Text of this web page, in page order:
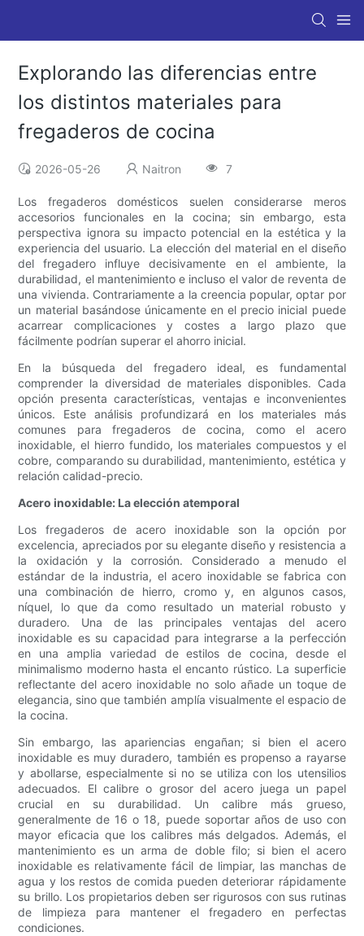
Explorando las diferencias entre
los distintos materiales para
fregaderos de cocina
2026-05-26 Naitron 7
Los fregaderos domésticos suelen considerarse meros
accesorios funcionales en la cocina; sin embargo, esta
perspectiva ignora su impacto potencial en la estética y la
experiencia del usuario. La elección del material en el diseño
del fregadero influye decisivamente en el ambiente, la
durabilidad, el mantenimiento e incluso el valor de reventa de
una vivienda. Contrariamente a la creencia popular, optar por
un material basándose únicamente en el precio inicial puede
acarrear complicaciones y costes a largo plazo que
fácilmente podrían superar el ahorro inicial.
En la búsqueda del fregadero ideal, es fundamental
comprender la diversidad de materiales disponibles. Cada
opción presenta características, ventajas e inconvenientes
únicos. Este análisis profundizará en los materiales más
comunes para fregaderos de cocina, como el acero
inoxidable, el hierro fundido, los materiales compuestos y el
cobre, comparando su durabilidad, mantenimiento, estética y
relación calidad-precio.
Acero inoxidable: La elección atemporal
Los fregaderos de acero inoxidable son la opción por
excelencia, apreciados por su elegante diseño y resistencia a
la oxidación y la corrosión. Considerado a menudo el
estándar de la industria, el acero inoxidable se fabrica con
una combinación de hierro, cromo y, en algunos casos,
níquel, lo que da como resultado un material robusto y
duradero. Una de las principales ventajas del acero
inoxidable es su capacidad para integrarse a la perfección
en una amplia variedad de estilos de cocina, desde el
minimalismo moderno hasta el encanto rústico. La superficie
reflectante del acero inoxidable no solo añade un toque de
elegancia, sino que también amplía visualmente el espacio de
la cocina.
Sin embargo, las apariencias engañan; si bien el acero
inoxidable es muy duradero, también es propenso a rayarse
y abollarse, especialmente si no se utiliza con los utensilios
adecuados. El calibre o grosor del acero juega un papel
crucial en su durabilidad. Un calibre más grueso,
generalmente de 16 o 18, puede soportar años de uso con
mayor eficacia que los calibres más delgados. Además, el
mantenimiento es un arma de doble filo; si bien el acero
inoxidable es relativamente fácil de limpiar, las manchas de
agua y los restos de comida pueden deteriorar rápidamente
su brillo. Los propietarios deben ser rigurosos con sus rutinas
de limpieza para mantener el fregadero en perfectas
condiciones.